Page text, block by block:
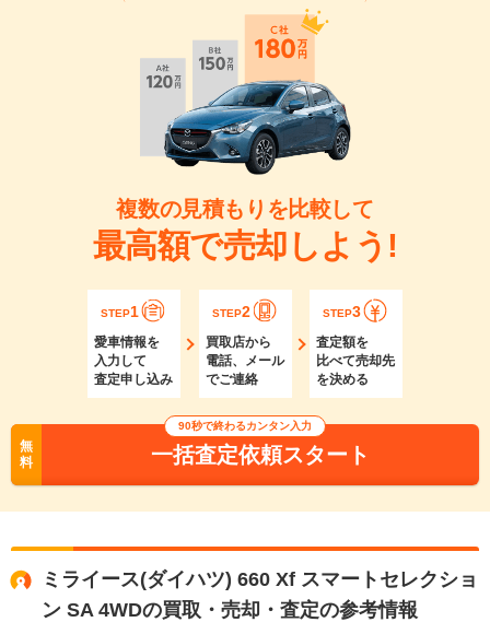
複数の見積もりを比較して
最高額で売却しよう!
STEP1
愛車情報を
入力して
査定申し込み
STEP2
買取店から
電話、メール
でご連絡
STEP3
査定額を
比べて売却先
を決める
無
料
90秒で終わるカンタン入力
一括査定依頼スタート
ミライース(ダイハツ) 660 Xf スマートセレクショ
ン SA 4WDの買取・売却・査定の参考情報